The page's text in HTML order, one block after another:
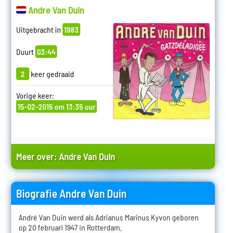
Andre Van Duin
Uitgebracht in 1983
Duurt 03:44
2 keer gedraaid
Vorige keer:
15-02-2015 om 13:35 uur
Meer over:Andre Van Duin
Biografie Andre Van Duin
André Van Duin werd als Adrianus Marinus Kyvon geboren
op 20 februari 1947 in Rotterdam.